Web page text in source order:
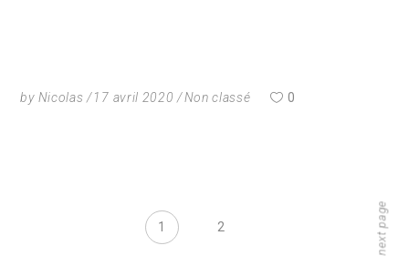
by Nicolas 17 avril 2020 Non classé 0
1 2 next page